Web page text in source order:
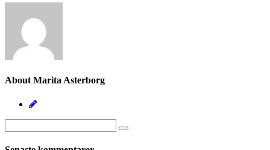
About Marita Asterborg